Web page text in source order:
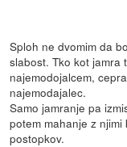
Sploh ne dvomim da
slabost. Tko kot jamra
najemodojalcem,
najemodajalec.
Samo jamranje pa
potem mahanje z
postopkov.